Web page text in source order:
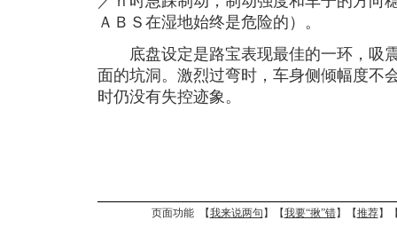
ＡＢＳ在湿地始终是危险的）。
底盘设定是路宝表现最佳的一环，吸
面的坑洞。激烈过弯时，车身侧倾幅度不
时仍没有失控迹象。
页面功能 【我来说两句 】【我要“揪”错】【推荐】